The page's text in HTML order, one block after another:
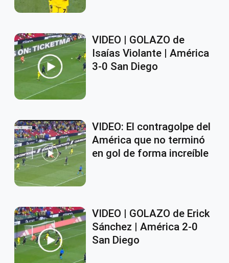
VIDEO | GOLAZO de
Isaías Violante | América
3-0 San Diego
VIDEO: El contragolpe del
América que no terminó
en gol de forma increíble
VIDEO | GOLAZO de Erick
Sánchez | América 2-0
San Diego